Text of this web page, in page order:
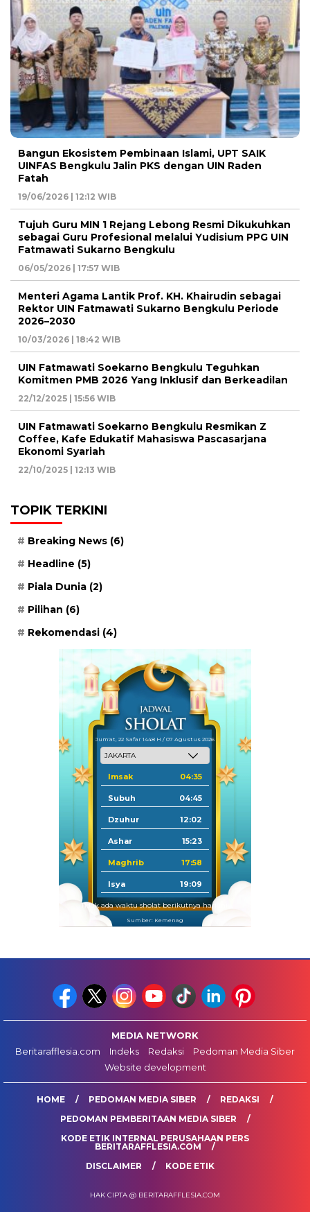
Bangun Ekosistem Pembinaan Islami, UPT SAIK
UINFAS Bengkulu Jalin PKS dengan UIN Raden
Fatah
19/06/2026 | 12:12 WIB
Tujuh Guru MIN 1 Rejang Lebong Resmi Dikukuhkan
sebagai Guru Profesional melalui Yudisium PPG UIN
Fatmawati Sukarno Bengkulu
06/05/2026 | 17:57 WIB
Menteri Agama Lantik Prof. KH. Khairudin sebagai
Rektor UIN Fatmawati Sukarno Bengkulu Periode
2026–2030
10/03/2026 | 18:42 WIB
UIN Fatmawati Soekarno Bengkulu Teguhkan
Komitmen PMB 2026 Yang Inklusif dan Berkeadilan
22/12/2025 | 15:56 WIB
UIN Fatmawati Soekarno Bengkulu Resmikan Z
Coffee, Kafe Edukatif Mahasiswa Pascasarjana
Ekonomi Syariah
22/10/2025 | 12:13 WIB
TOPIK TERKINI
Breaking News (6)
Headline (5)
Piala Dunia (2)
Pilihan (6)
Rekomendasi (4)
Jum'at, 22 Safar 1448 H / 07 Agustus 2026
Imsak 04:35
Subuh 04:45
Dzuhur 12:02
Ashar 15:23
Maghrib 17:58
Isya 19:09
Tidak ada waktu sholat berikutnya hari ini.
Sumber: Kemenag
MEDIA NETWORK
Beritarafflesia.com
Indeks Redaksi
Pedoman Media Siber
Website development
HOME PEDOMAN MEDIA SIBER
REDAKSI
PEDOMAN PEMBERITAAN MEDIA SIBER
KODE ETIK INTERNAL PERUSAHAAN PERS
BERITARAFFLESIA.COM
DISCLAIMER
KODE ETIK
HAK CIPTA @ BERITARAFFLESIA.COM